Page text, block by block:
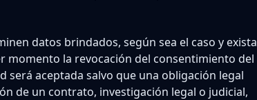
datos brindados, según sea el caso y exista
momento la revocación del consentimiento del
aceptada salvo que una obligación legal
de un contrato, investigación legal o judicial,